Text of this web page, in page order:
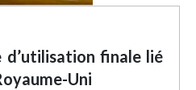
finale lié
Uni